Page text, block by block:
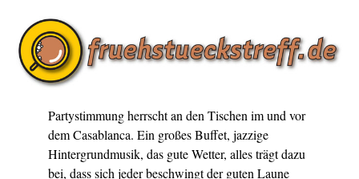
Partystimmung herrscht an den Tischen im und vor
dem Casablanca. Ein großes Buffet, jazzige
Hintergrundmusik, das gute Wetter, alles trägt dazu
bei, dass sich jeder beschwingt der guten Laune